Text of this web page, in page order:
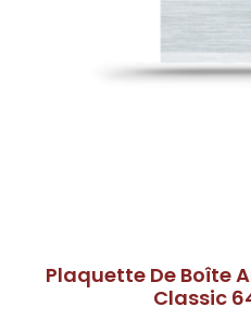
Plaquette De Boîte
Classic